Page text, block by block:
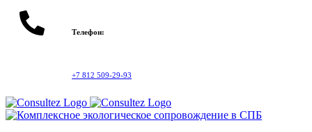
Телефон:
+7 812 509-29-93